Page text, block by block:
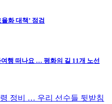
화 대책’ 점검
행 떠나요 … 평화의 길 11개 노선
정비 … 우리 선수들 뒷받침